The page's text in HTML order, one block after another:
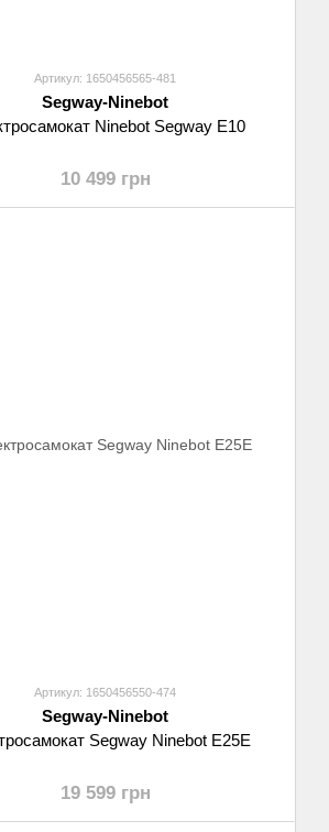
Артикул: 1650456565-481
Segway-Ninebot
Ninebot Segway E10
10 499 грн
Артикул: 1650456550-474
Segway-Ninebot
Segway Ninebot E25E
19 599 грн